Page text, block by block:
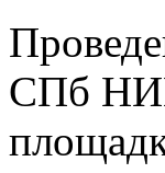
СПб